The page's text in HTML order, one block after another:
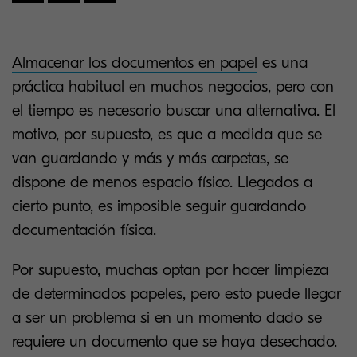
Almacenar los documentos en papel es una
práctica habitual en muchos negocios, pero con
el tiempo es necesario buscar una alternativa. El
motivo, por supuesto, es que a medida que se
van guardando y más y más carpetas, se
dispone de menos espacio físico. Llegados a
cierto punto, es imposible seguir guardando
documentación física.
Por supuesto, muchas optan por hacer limpieza
de determinados papeles, pero esto puede llegar
a ser un problema si en un momento dado se
requiere un documento que se haya desechado.